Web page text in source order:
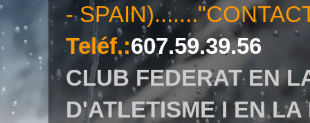
-
Teléf.:607.59.39.56
CLUB FEDERAT EN
D'ATLETISME I EN